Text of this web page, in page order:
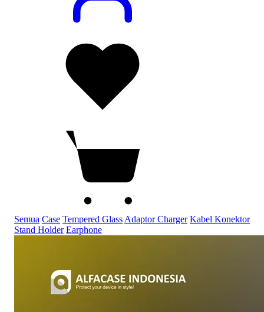
Semua Case Tempered Glass Adaptor Charger Kabel Konektor
Stand Holder Earphone